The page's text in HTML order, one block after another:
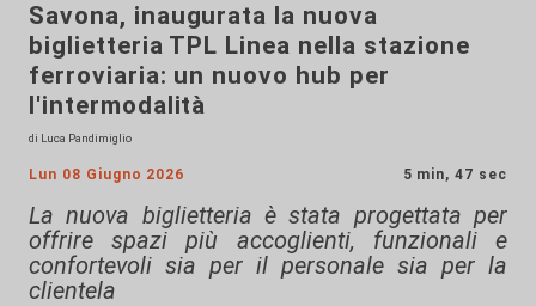
Savona, inaugurata la nuova
biglietteria TPL Linea nella stazione
ferroviaria: un nuovo hub per
l'intermodalità
di Luca Pandimiglio
Lun 08 Giugno 2026 5 min, 47 sec
La nuova biglietteria è stata progettata per
offrire spazi più accoglienti, funzionali e
confortevoli sia per il personale sia per la
clientela